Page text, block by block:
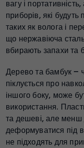
вагу і
приборів, які
таких як волога і
що нержавіюча
вбирають запахи та
Дерево та бамбук –
піклується про
іншого боку, може
використання.
та дешеві, але менш
деформуватися під
не підходять для